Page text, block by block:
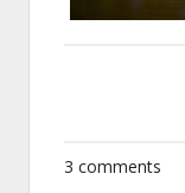
3 comments